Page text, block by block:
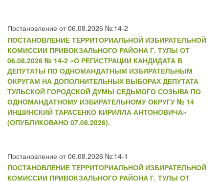
Постановление от 06.08.2026 №:14-2
ПОСТАНОВЛЕНИЕ ТЕРРИТОРИАЛЬНОЙ ИЗБИРАТЕЛЬНОЙ
КОМИССИИ ПРИВОКЗАЛЬНОГО РАЙОНА Г. ТУЛЫ ОТ
06.08.2026 № 14-2 «О РЕГИСТРАЦИИ КАНДИДАТА В
ДЕПУТАТЫ ПО ОДНОМАНДАТНЫМ ИЗБИРАТЕЛЬНЫМ
ОКРУГАМ НА ДОПОЛНИТЕЛЬНЫХ ВЫБОРАХ ДЕПУТАТА
ТУЛЬСКОЙ ГОРОДСКОЙ ДУМЫ СЕДЬМОГО СОЗЫВА ПО
ОДНОМАНДАТНОМУ ИЗБИРАТЕЛЬНОМУ ОКРУГУ № 14
ИНШИНСКИЙ ТАРАСЕНКО КИРИЛЛА АНТОНОВИЧА»
(ОПУБЛИКОВАНО 07.08.2026).
Постановление от 06.08.2026 №:14-1
ПОСТАНОВЛЕНИЕ ТЕРРИТОРИАЛЬНОЙ ИЗБИРАТЕЛЬНОЙ
КОМИССИИ ПРИВОКЗАЛЬНОГО РАЙОНА Г. ТУЛЫ ОТ